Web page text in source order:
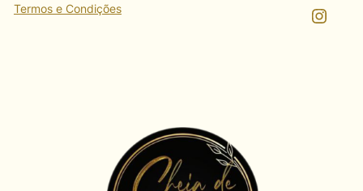
Termos e Condições
Instagram